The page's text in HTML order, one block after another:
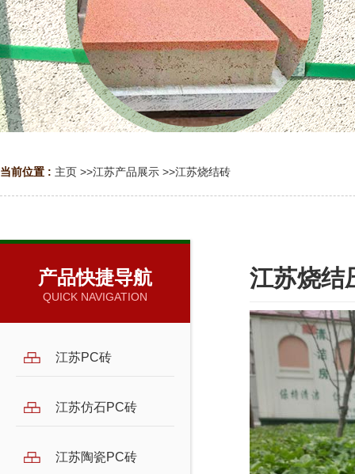
当前位置 : 主页 >>江苏产品展示 >>江苏烧结砖
产品快捷导航
QUICK NAVIGATION
江苏PC砖
江苏仿石PC砖
江苏陶瓷PC砖
江苏烧结